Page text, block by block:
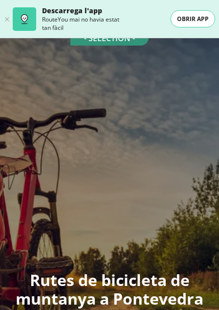
Descarrega l'app
RouteYou mai no havia estat
tan fàcil
OBRIR APP
- SELECTION -
Rutes de bicicleta de
muntanya a Pontevedra